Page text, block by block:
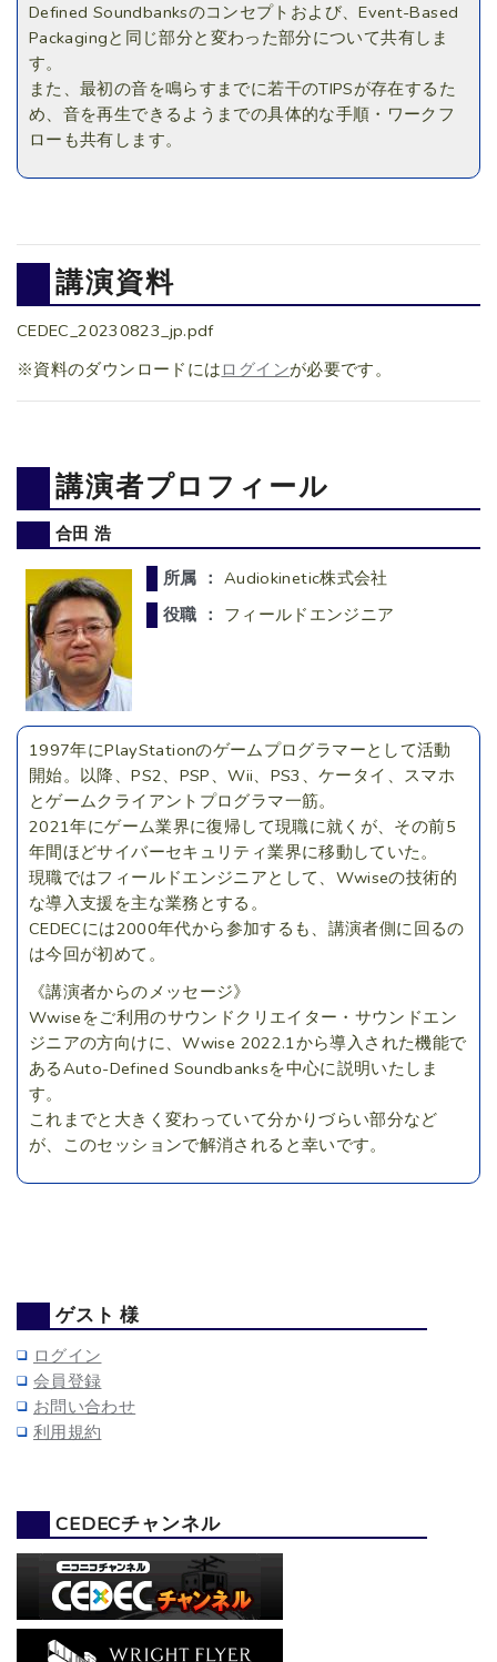
Defined Soundbanksのコンセプトおよび、Event-Based
Packagingと同じ部分と変わった部分について共有しま
す。
また、最初の音を鳴らすまでに若干のTIPSが存在するた
め、音を再生できるようまでの具体的な手順・ワークフ
ローも共有します。
講演資料
CEDEC_20230823_jp.pdf
※資料のダウンロードには ログインが必要です。
講演者プロフィール
合田 浩
所属 ： Audiokinetic株式会社
役職 ： フィールドエンジニア
1997年にPlayStationのゲームプログラマーとして活動
開始。以降、PS2、PSP、Wii、PS3、ケータイ、スマホ
とゲームクライアントプログラマ一筋。
2021年にゲーム業界に復帰して現職に就くが、その前5
年間ほどサイバーセキュリティ業界に移動していた。
現職ではフィールドエンジニアとして、Wwiseの技術的
な導入支援を主な業務とする。
CEDECには2000年代から参加するも、講演者側に回るの
は今回が初めて。
《講演者からのメッセージ》
Wwiseをご利用のサウンドクリエイター・サウンドエン
ジニアの方向けに、Wwise 2022.1から導入された機能で
あるAuto-Defined Soundbanksを中心に説明いたしま
す。
これまでと大きく変わっていて分かりづらい部分など
が、このセッションで解消されると幸いです。
ゲスト 様
ログイン
会員登録
お問い合わせ
利用規約
CEDECチャンネル